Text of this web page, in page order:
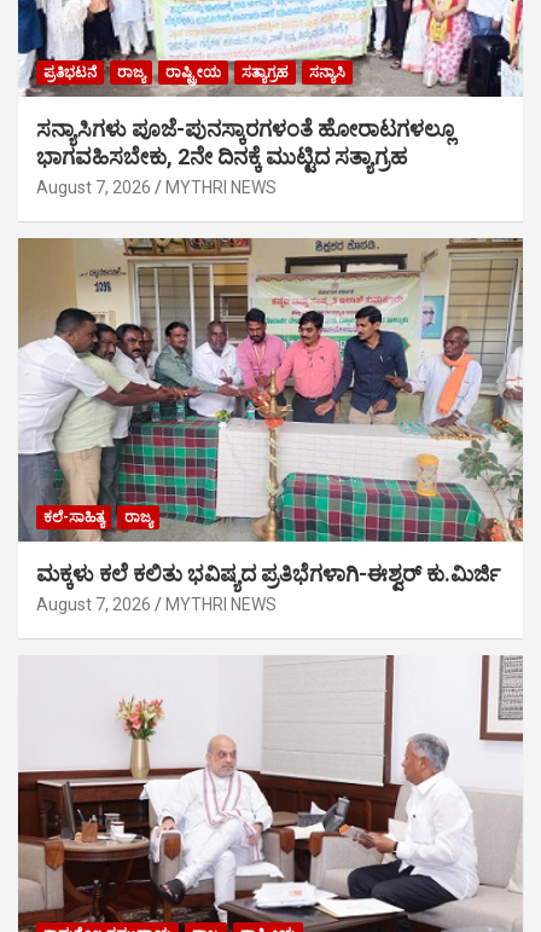
ಪ್ರತಿಭಟನೆ ರಾಜ್ಯ ರಾಷ್ಟ್ರೀಯ ಸತ್ಯಾಗ್ರಹ ಸನ್ಯಾಸಿ
ಸನ್ಯಾಸಿಗಳು ಪೂಜೆ-ಪುನಸ್ಕಾರಗಳಂತೆ ಹೋರಾಟಗಳಲ್ಲೂ
ಭಾಗವಹಿಸಬೇಕು, 2ನೇ ದಿನಕ್ಕೆ ಮುಟ್ಟಿದ ಸತ್ಯಾಗ್ರಹ
August 7, 2026 MYTHRI NEWS
ಕಲೆ-ಸಾಹಿತ್ಯ ರಾಜ್ಯ
ಮಕ್ಕಳು ಕಲೆ ಕಲಿತು ಭವಿಷ್ಯದ ಪ್ರತಿಭೆಗಳಾಗಿ-ಈಶ್ವರ್ ಕು.ಮಿರ್ಜಿ
August 7, 2026 MYTHRI NEWS